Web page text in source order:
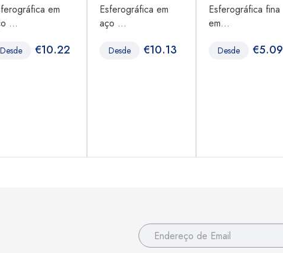
em
...
Desde €10.22
Esferográfica em
aço ...
Desde €10.13
Esferográfica fina
em...
Desde €5.09